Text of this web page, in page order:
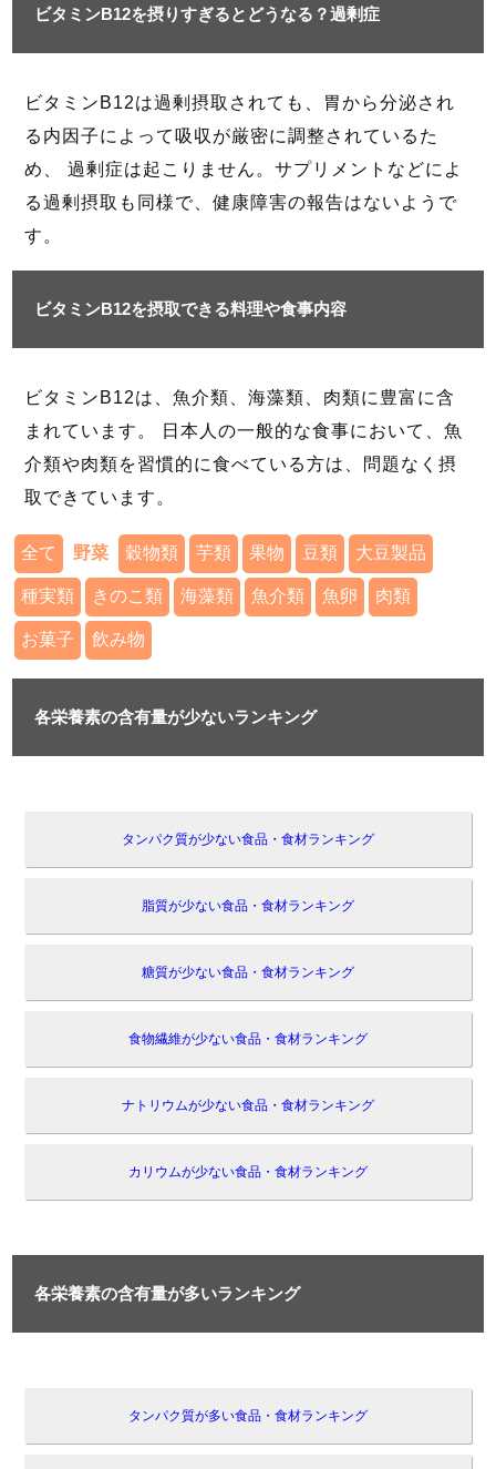
ビタミンB12を摂りすぎるとどうなる？過剰症
ビタミンB12は過剰摂取されても、胃から分泌され
る内因子によって吸収が厳密に調整されているた
め、 過剰症は起こりません。サプリメントなどによ
る過剰摂取も同様で、健康障害の報告はないようで
す。
ビタミンB12を摂取できる料理や食事内容
ビタミンB12は、魚介類、海藻類、肉類に豊富に含
まれています。 日本人の一般的な食事において、魚
介類や肉類を習慣的に食べている方は、問題なく摂
取できています。
全て 野菜 穀物類 芋類 果物 豆類 大豆製品
種実類 きのこ類 海藻類 魚介類 魚卵 肉類
お菓子 飲み物
各栄養素の含有量が少ないランキング
タンパク質が少ない食品・食材ランキング
脂質が少ない食品・食材ランキング
糖質が少ない食品・食材ランキング
食物繊維が少ない食品・食材ランキング
ナトリウムが少ない食品・食材ランキング
カリウムが少ない食品・食材ランキング
各栄養素の含有量が多いランキング
タンパク質が多い食品・食材ランキング